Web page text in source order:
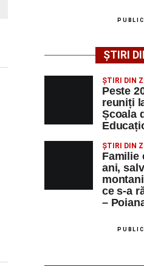
ȘTIRI
ȘTIRI DIN
Peste
reuniți
Școala
ȘTIRI DIN
Familie
ani,
ce s-a
–